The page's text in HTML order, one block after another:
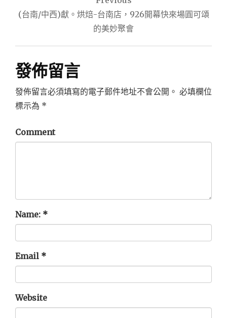
章
覽
(台南/中西)獻。烘焙-台南店，926開幕快來場圓可頌
的美妙聚會
發佈留言
發佈留言必須填寫的電子郵件地址不會公開。 必填欄位
標示為 *
Comment
Name: *
Email *
Website